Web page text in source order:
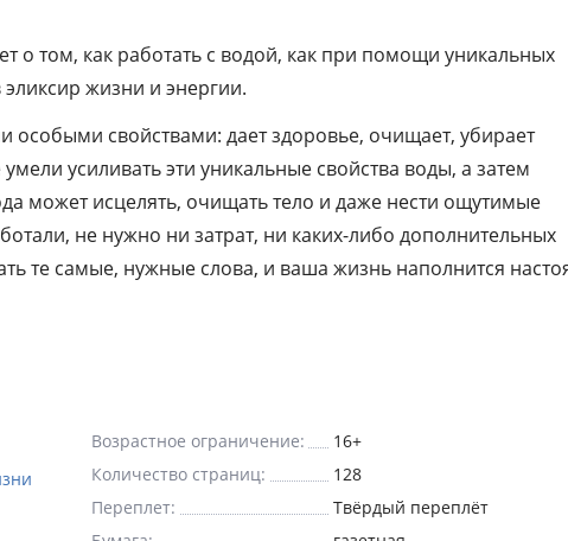
о том, как работать с водой, как при помощи уникальных
жизни и энергии.
особыми свойствами: дает здоровье, очищает, убирает
усиливать эти уникальные свойства воды, а затем
может исцелять, очищать тело и даже нести ощутимые
не нужно ни затрат, ни каких-либо дополнительных
те самые, нужные слова, и ваша жизнь наполнится
Возрастное ограничение:
16+
Количество страниц:
128
Переплет:
Твёрдый переплёт